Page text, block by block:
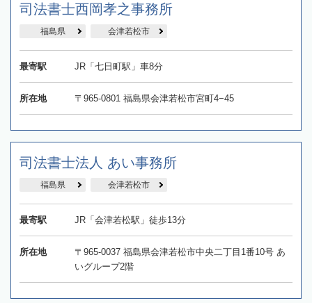
司法書士西岡孝之事務所
福島県 会津若松市
最寄駅 JR「七日町駅」車8分
所在地 〒965-0801 福島県会津若松市宮町4−45
司法書士法人 あい事務所
福島県 会津若松市
最寄駅 JR「会津若松駅」徒歩13分
所在地
〒965-0037 福島県会津若松市中央二丁目1番10号 あ
いグループ2階